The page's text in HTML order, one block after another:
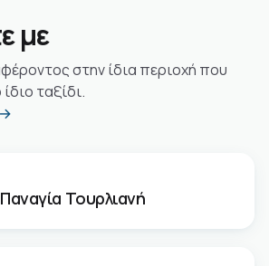
με
στην ίδια περιοχή που
ταξίδι.
Τουρλιανή